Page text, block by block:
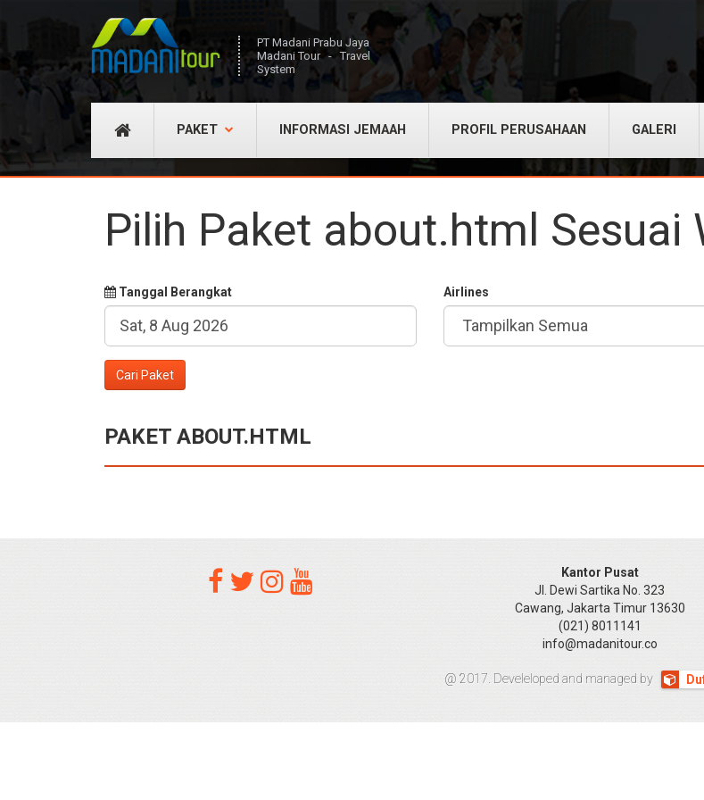
PT Madani Prabu Jaya
Madani Tour - Travel
System
PAKET INFORMASI JEMAAH PROFIL PERUSAHAAN GALERI
Pilih Paket about.html Sesuai
Tanggal Berangkat Airlines
Cari Paket
PAKET ABOUT.HTML
Kantor Pusat
Jl. Dewi Sartika No. 323
Cawang, Jakarta Timur 13630
(021) 8011141
info@madanitour.co
@ 2017. Develeloped and managed by